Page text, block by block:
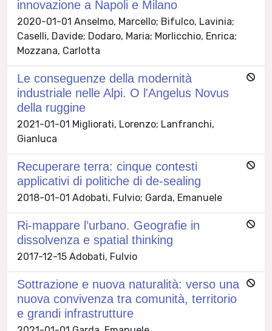
innovazione a Napoli e Milano
2020-01-01 Anselmo, Marcello; Bifulco, Lavinia;
Caselli, Davide; Dodaro, Maria; Morlicchio, Enrica;
Mozzana, Carlotta
Le conseguenze della modernità
industriale nelle Alpi. O l'Angelus Novus
della ruggine
2021-01-01 Migliorati, Lorenzo; Lanfranchi,
Gianluca
Recuperare terra: cinque contesti
applicativi di politiche di de-sealing
2018-01-01 Adobati, Fulvio; Garda, Emanuele
Ri-mappare l’urbano. Geografie in
dissolvenza e spatial thinking
2017-12-15 Adobati, Fulvio
Sottrazione e nuova naturalità: verso una
nuova convivenza tra comunità, territorio
e grandi infrastrutture